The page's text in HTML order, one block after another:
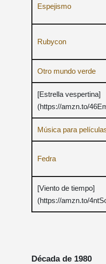
Espejismo
Rubycon
Otro mundo verde
[Estrella vespertina]
(https://amzn.to/
Música para
Fedra
[Viento de tiempo]
(https://amzn.to/
Década de 1980